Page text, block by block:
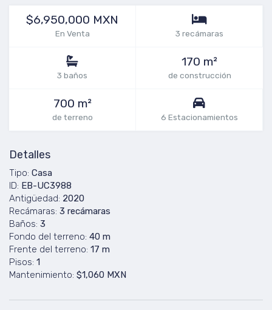
$6,950,000 MXN
En Venta 3 recámaras
3 baños
170 m²
de construcción
700 m²
de terreno 6 Estacionamientos
Detalles
Tipo: Casa
ID: EB-UC3988
Antigüedad: 2020
Recámaras: 3 recámaras
Baños: 3
Fondo del terreno: 40 m
Frente del terreno: 17 m
Pisos: 1
Mantenimiento: $1,060 MXN